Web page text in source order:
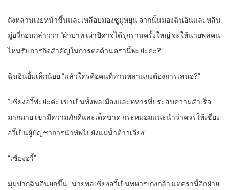
ถังหลานเงยหน้าขึ้นและเหลือบมองซูมู่หยุน จากนั้นมองฉินอินและหลิน
มู่อวี่ก่อนกล่าวว่า “ฝ่าบาท เผ่าปีศาจได้รุกรานครั้งใหญ่ จะให้นายพลคน
ไหนรับภารกิจสำคัญในการต่อต้านครานี้พ่ะย่ะค่ะ?”
ฉินอินยิ้มเล็กน้อย “แล้วใครคือคนที่ท่านหลานกงต้องการเสนอ?”
“เซี่ยงอวี้พ่ะย่ะค่ะ เขาเป็นทั้งพลเมืองและทหารที่ประสบความสำเร็จ
มากมาย เขามีความภักดีและเด็ดขาด กระหม่อมแนะนำว่าควรให้เซี่ยง
อวี้เป็นผู้บัญชาการนำทัพไปยังแม่น้ำต้าวเจียง”
“เซี่ยงอวี้”
มุมปากฉินอินยกขึ้น “นายพลเซี่ยงอวี้เป็นทหารเก่งกล้า แต่ครานี้อีกฝ่าย